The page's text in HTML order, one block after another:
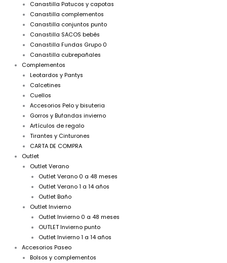
Canastilla Patucos y capotas
Canastilla complementos
Canastilla conjuntos punto
Canastilla SACOS bebés
Canastilla Fundas Grupo 0
Canastilla cubrepañales
Complementos
Leotardos y Pantys
Calcetines
Cuellos
Accesorios Pelo y bisuteria
Gorros y Bufandas invierno
Artículos de regalo
Tirantes y Cinturones
CARTA DE COMPRA
Outlet
Outlet Verano
Outlet Verano 0 a 48 meses
Outlet Verano 1 a 14 años
Outlet Baño
Outlet Invierno
Outlet Invierno 0 a 48 meses
OUTLET Invierno punto
Outlet Invierno 1 a 14 años
Accesorios Paseo
Bolsos y complementos